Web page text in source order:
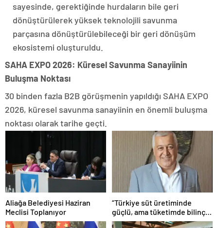
sayesinde, gerektiğinde hurdaların bile geri
dönüştürülerek yüksek teknolojili savunma
parçasına dönüştürülebileceği bir geri dönüşüm
ekosistemi oluşturuldu.
SAHA EXPO 2026: Küresel Savunma Sanayiinin
Buluşma Noktası
30 binden fazla B2B görüşmenin yapıldığı SAHA EXPO
2026, küresel savunma sanayiinin en önemli buluşma
noktası olarak tarihe geçti.
Aliağa Belediyesi Haziran
Meclisi Toplanıyor
“Türkiye süt üretiminde
güçlü, ama tüketimde bilinç
şart”